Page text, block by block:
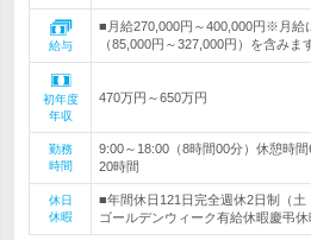
給与
■月給270,000円～400,000円※月給
（85,000円～327,000円）を含みま
初年度
年収
470万円～650万円
勤務
時間
9:00～18:00（8時間00分）休憩時
20時間
休日
休暇
■年間休日121日完全週休2日制（
ゴールデンウィーク有給休暇慶弔休